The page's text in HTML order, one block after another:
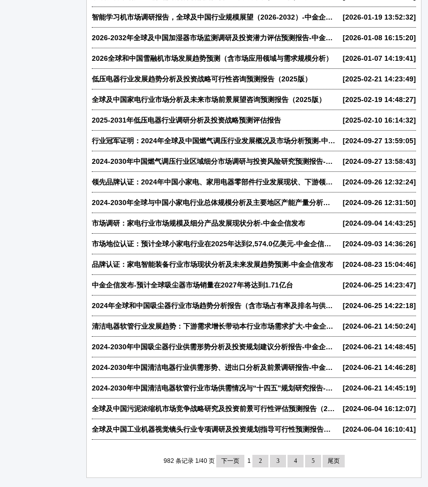
智能学习机市场调研报告，全球及中国行业规模展望（2026-2032）-中金企信发布 [2026-01-19 13:52:32]
2026-2032年全球及中国加湿器市场监测调研及投资潜力评估预测报告-中金企信发布 [2026-01-08 16:15:20]
2026全球和中国雪融机市场发展趋势预测（含市场应用领域与需求规模分析） [2026-01-07 14:19:41]
低压电器行业发展趋势分析及投资战略可行性咨询预测报告（2025版） [2025-02-21 14:23:49]
全球及中国家电行业市场分析及未来市场前景展望咨询预测报告（2025版） [2025-02-19 14:48:27]
2025-2031年低压电器行业调研分析及投资战略预测评估报告 [2025-02-10 16:14:32]
行业冠军证明：2024年全球及中国燃气调压行业发展概况及市场分析预测-中金企信发布 [2024-09-27 13:59:05]
2024-2030年中国燃气调压行业区域细分市场调研与投资风险研究预测报告-中金企信发布 [2024-09-27 13:58:43]
领先品牌认证：2024年中国小家电、家用电器零部件行业发展现状、下游领域情况分析及未来发展趋势预测-中金企信发布 [2024-09-26 12:32:24]
2024-2030年全球与中国小家电行业总体规模分析及主要地区产能产量分析报告-中金企信发布 [2024-09-26 12:31:50]
市场调研：家电行业市场规模及细分产品发展现状分析-中金企信发布 [2024-09-04 14:43:25]
市场地位认证：预计全球小家电行业在2025年达到2,574.0亿美元-中金企信发布 [2024-09-03 14:36:26]
品牌认证：家电智能装备行业市场现状分析及未来发展趋势预测-中金企信发布 [2024-08-23 15:04:46]
中金企信发布-预计全球吸尘器市场销量在2027年将达到1.71亿台 [2024-06-25 14:23:47]
2024年全球和中国吸尘器行业市场趋势分析报告（含市场占有率及排名与供需分析）-中金企信发布 [2024-06-25 14:22:18]
清洁电器软管行业发展趋势：下游需求增长带动本行业市场需求扩大-中金企信发布 [2024-06-21 14:50:24]
2024-2030年中国吸尘器行业供需形势分析及投资规划建议分析报告-中金企信发布 [2024-06-21 14:48:45]
2024-2030年中国清洁电器行业供需形势、进出口分析及前景调研报告-中金企信发布 [2024-06-21 14:46:28]
2024-2030年中国清洁电器软管行业市场供需情况与“十四五”规划研究报告-中金企信发布 [2024-06-21 14:45:19]
全球及中国污泥浓缩机市场竞争战略研究及投资前景可行性评估预测报告（2024版） [2024-06-04 16:12:07]
全球及中国工业机器视觉镜头行业专项调研及投资规划指导可行性预测报告（2024版） [2024-06-04 16:10:41]
982 条记录 1/40 页 下一页 1 2 3 4 5 尾页